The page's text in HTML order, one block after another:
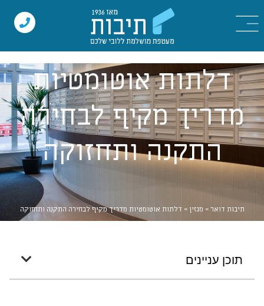
דלתות אוטומטיות
מדריך מקיף לבחירה
התקנה ותחזוקה
תיבות דואר» מגזין »דלתות אוטומטיות מדריך מקיף לבחירה התקנה ותחזוקה
תוכן עניינים